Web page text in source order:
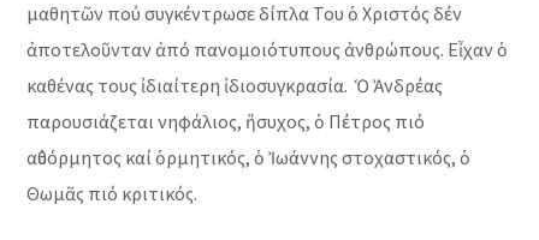
μαθητῶν πού συγκέντρωσε δίπλα Του ὁ Χριστός δέν
ἀποτελοῦνταν ἀπό πανομοιότυπους ἀνθρώπους. Εἶχαν ὁ
καθένας τους ἰδιαίτερη ἰδιοσυγκρασία. Ὁ Ἀνδρέας
παρουσιάζεται νηφάλιος, ἥσυχος, ὁ Πέτρος πιό
αὐθόρμητος καί ὁρμητικός, ὁ Ἰωάννης στοχαστικός, ὁ
Θωμᾶς πιό κριτικός.